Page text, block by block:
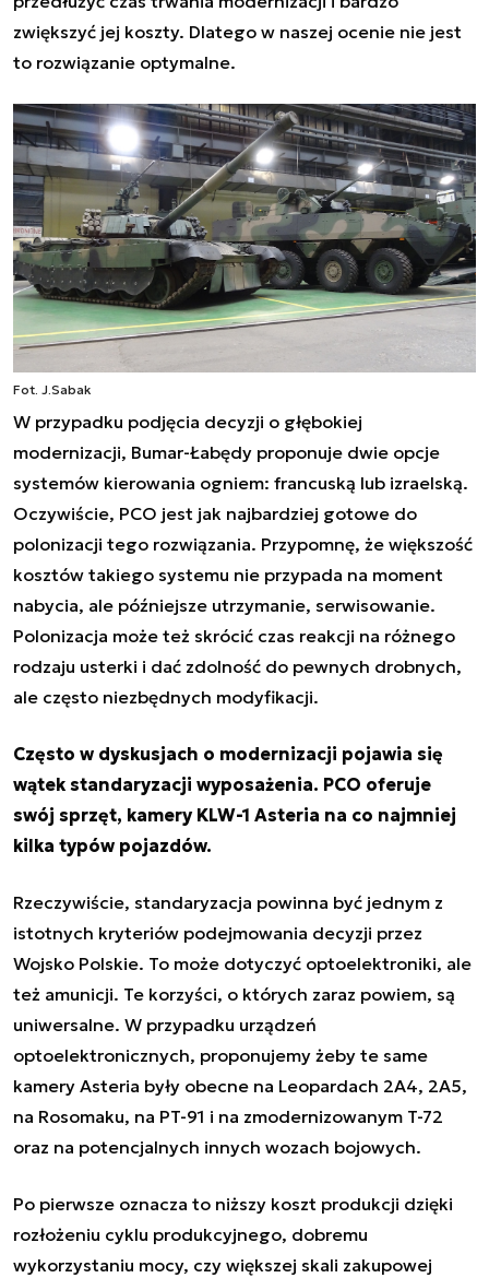
zwiększyć jej koszty. Dlatego w naszej ocenie nie jest
to rozwiązanie optymalne.
Fot. J.Sabak
W przypadku podjęcia decyzji o głębokiej
modernizacji, Bumar-Łabędy proponuje dwie opcje
systemów kierowania ogniem: francuską lub izraelską.
Oczywiście, PCO jest jak najbardziej gotowe do
polonizacji tego rozwiązania. Przypomnę, że większość
kosztów takiego systemu nie przypada na moment
nabycia, ale późniejsze utrzymanie, serwisowanie.
Polonizacja może też skrócić czas reakcji na różnego
rodzaju usterki i dać zdolność do pewnych drobnych,
ale często niezbędnych modyfikacji.
Często w dyskusjach o modernizacji pojawia się
wątek standaryzacji wyposażenia. PCO oferuje
swój sprzęt, kamery KLW-1 Asteria na co najmniej
kilka typów pojazdów.
Rzeczywiście, standaryzacja powinna być jednym z
istotnych kryteriów podejmowania decyzji przez
Wojsko Polskie. To może dotyczyć optoelektroniki, ale
też amunicji. Te korzyści, o których zaraz powiem, są
uniwersalne. W przypadku urządzeń
optoelektronicznych, proponujemy żeby te same
kamery Asteria były obecne na Leopardach 2A4, 2A5,
na Rosomaku, na PT-91 i na zmodernizowanym T-72
oraz na potencjalnych innych wozach bojowych.
Po pierwsze oznacza to niższy koszt produkcji dzięki
rozłożeniu cyklu produkcyjnego, dobremu
wykorzystaniu mocy, czy większej skali zakupowej